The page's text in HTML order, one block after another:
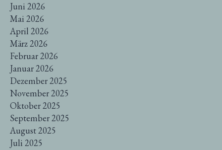
Juni 2026
Mai 2026
April 2026
März 2026
Februar 2026
Januar 2026
Dezember 2025
November 2025
Oktober 2025
September 2025
August 2025
Juli 2025